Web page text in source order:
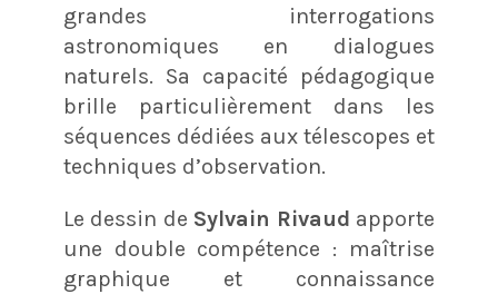
grandes interrogations
astronomiques en dialogues
naturels. Sa capacité pédagogique
brille particulièrement dans les
séquences dédiées aux télescopes et
techniques d’observation.
Le dessin de Sylvain Rivaud apporte
une double compétence : maîtrise
graphique et connaissance